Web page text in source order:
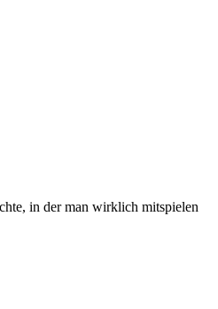
in der man wirklich mitspielen